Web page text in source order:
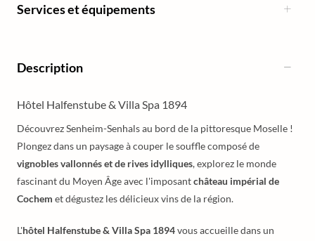
Services et équipements
Description
Hôtel Halfenstube & Villa Spa 1894
Découvrez Senheim-Senhals au bord de la pittoresque Moselle !
Plongez dans un paysage à couper le souffle composé de
vignobles vallonnés et de rives idylliques, explorez le monde
fascinant du Moyen Âge avec l'imposantchâteau impérial de
Cochem et dégustez les délicieux vins de la région.
L'hôtel Halfenstube & Villa Spa 1894vous accueille dans un